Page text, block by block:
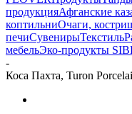
продукцияАфганские
коптильниОчаги,
печиСувенирыТекстиль
мебельЭко-продукты
-
Коса Пахта, Turon